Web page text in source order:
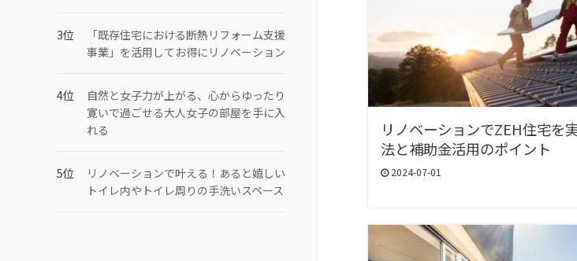
リノベーションでZEH住宅を
法と補助金活用のポイント
2024-07-01
「既存住宅における断熱リフォーム支援
事業」を活用してお得にリノベーション
自然と女子力が上がる、心からゆったり
寛いで過ごせる大人女子の部屋を手に入
れる
リノベーションで叶える！あると嬉しい
トイレ内やトイレ周りの手洗いスペース